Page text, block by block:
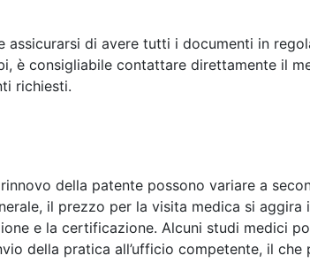
assicurarsi di avere tutti i documenti in
è consigliabile contattare direttamente il
richiesti.
della patente possono variare a
il prezzo per la visita medica si
e la certificazione. Alcuni studi medici
della pratica all’ufficio competente, il